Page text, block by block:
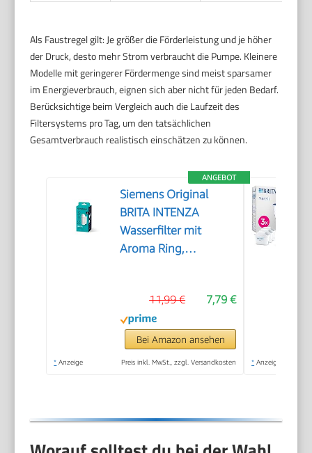
Als Faustregel gilt: Je größer die Förderleistung und je höher
der Druck, desto mehr Strom verbraucht die Pumpe. Kleinere
Modelle mit geringerer Fördermenge sind meist sparsamer
im Energieverbrauch, eignen sich aber nicht für jeden Bedarf.
Berücksichtige beim Vergleich auch die Laufzeit des
Filtersystems pro Tag, um den tatsächlichen
Gesamtverbrauch realistisch einschätzen zu können.
ANGEBOT
Siemens Original
BRITA INTENZA
Wasserfilter mit
Aroma Ring,
Kaffeegeschmack,
schützt die
Espressomaschine,
speziell entwickelt für
7,79 €
11,99 €
Bei Amazon ansehen
* Anzeige Preis inkl. MwSt., zzgl. Versandkosten * Anzeige